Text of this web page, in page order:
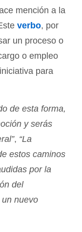
mención a la
verbo, por
un proceso o
o empleo
para
de esta forma,
y serás
, “La
estos caminos
por la
del
nuevo